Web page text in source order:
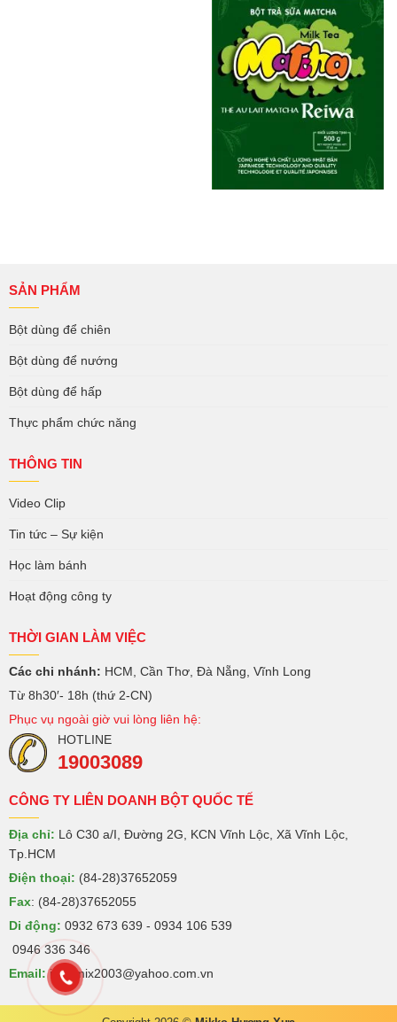
SẢN PHẨM
Bột dùng để chiên
Bột dùng để nướng
Bột dùng để hấp
Thực phẩm chức năng
THÔNG TIN
Video Clip
Tin tức – Sự kiện
Học làm bánh
Hoạt động công ty
THỜI GIAN LÀM VIỆC
Các chi nhánh: HCM, Cần Thơ, Đà Nẵng, Vĩnh Long
Từ 8h30′- 18h (thứ 2-CN)
Phục vụ ngoài giờ vui lòng liên hệ:
HOTLINE
19003089
CÔNG TY LIÊN DOANH BỘT QUỐC TẾ
Địa chỉ: Lô C30 a/I, Đường 2G, KCN Vĩnh Lộc, Xã Vĩnh Lộc,
Tp.HCM
Điện thoại: (84-28)37652059
Fax: (84-28)37652055
Di động: 0932 673 639 - 0934 106 539
0946 336 346
Email:intermix2003@yahoo.com.vn